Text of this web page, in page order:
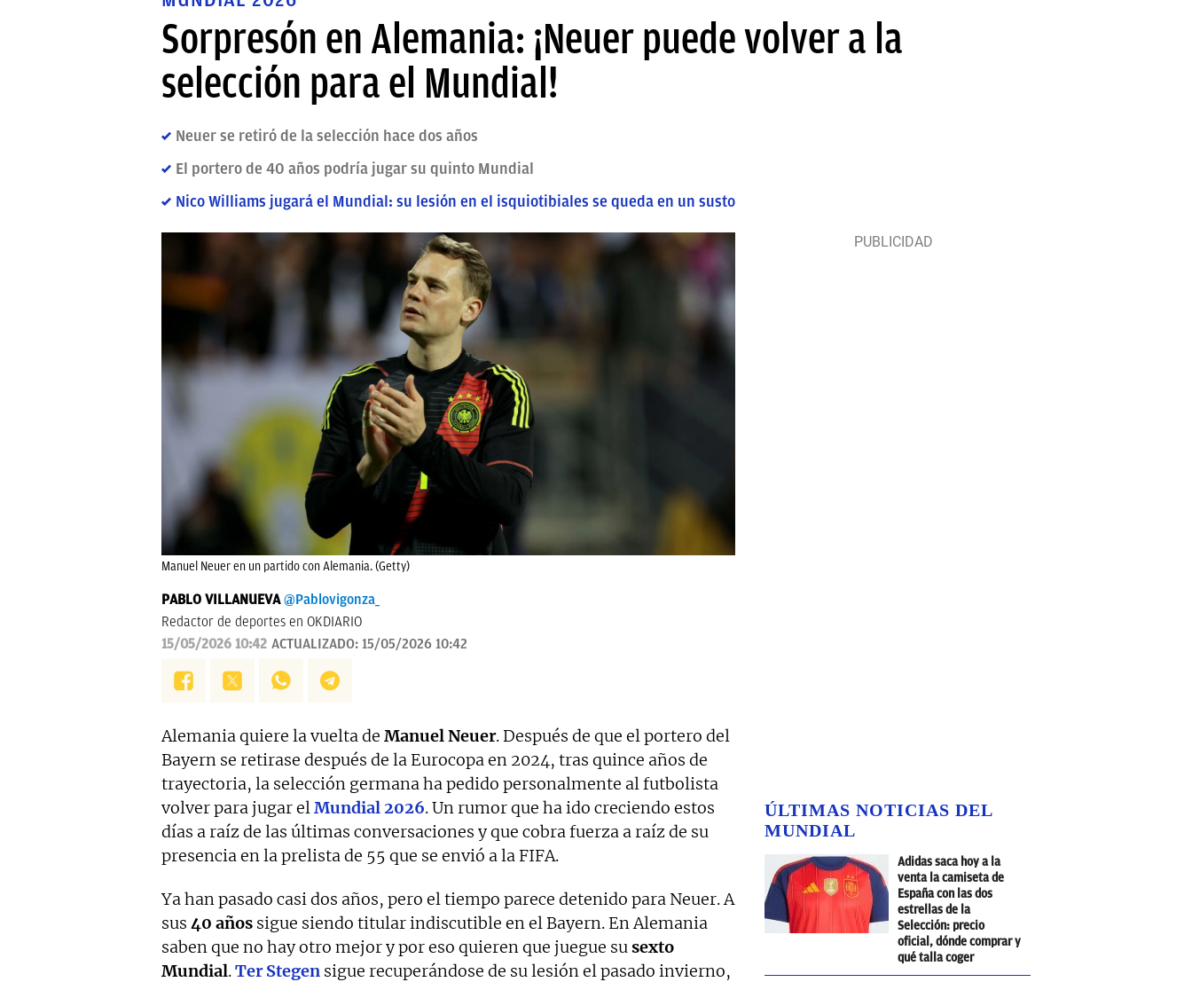
Sorpresón en Alemania: ¡Neuer puede volver a la
selección para el Mundial!
Neuer se retiró de la selección hace dos años
El portero de 40 años podría jugar su quinto Mundial
Nico Williams jugará el Mundial: su lesión en el isquiotibiales se queda en un susto
Manuel Neuer en un partido con Alemania. (Getty)
PABLO VILLANUEVA @Pablovigonza_
Redactor de deportes en OKDIARIO
15/05/2026 10:42 ACTUALIZADO: 15/05/2026 10:42
Alemania quiere la vuelta de ManuelNeuer. Después de que el portero del
Bayern se retirase después de la Eurocopa en 2024, tras quince años de
trayectoria, la selección germana ha pedido personalmente al futbolista
volver para jugar elMundial2026. Un rumor que ha ido creciendo estos
días a raíz de las últimas conversaciones y que cobra fuerza a raíz de su
presencia en la prelista de 55 que se envió a la FIFA.
Ya han pasado casi dos años, pero el tiempo parece detenido para Neuer. A
sus 40 años sigue siendo titular indiscutible en el Bayern. En Alemania
saben que no hay otro mejor y por eso quieren que juegue susexto
Mundial.Ter Stegen sigue recuperándose de su lesión el pasado invierno,
ÚLTIMAS NOTICIAS DEL
MUNDIAL
Adidas saca hoy a la
venta la camiseta de
España con las dos
estrellas de la
Selección: precio
oficial, dónde comprar y
qué talla coger